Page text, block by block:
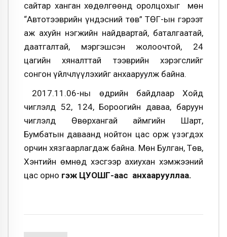
сайтар ханган хөдөлгөөнд оролцохыг мөн
“Автотээврийн үндэсний төв” ТӨҮГ-ын гэрээт
аж ахуйн нэгжийн найдвартай, баталгаатай,
даатгалтай, мэргэшсэн жолоочтой, 24
цагийн хяналттай тээврийн хэрэгслийг
сонгон үйлчлүүлэхийг анхааруулж байна.
2017.11.06-ны өдрийн байдлаар Хойд
чиглэлд 52, 124, Бороогийн даваа, баруун
чиглэлд Өвөрхангай аймгийн Шарт,
Бумбатын даваанд нойтон цас орж үзэгдэх
орчин хязгаарлагдаж байна. Мөн Булган, Төв,
Хэнтийн өмнөд хэсгээр ахиухан хэмжээний
цас орно гэж ЦУОШГ-аас анхаарууллаа.